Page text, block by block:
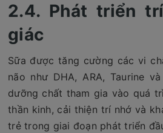
2.4. Phát triển
giác
Sữa được tăng cường các vi
não như DHA, ARA, Taurine
dưỡng chất tham gia vào quá
thần kinh, cải thiện trí nhớ và
trẻ trong giai đoạn phát triển